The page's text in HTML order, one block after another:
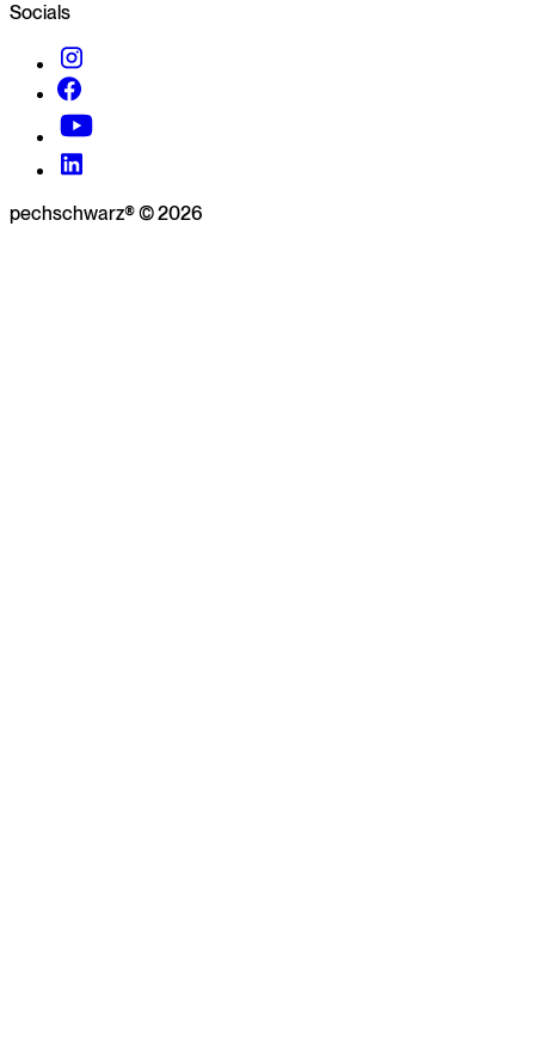
Socials
pechschwarz® © 2026